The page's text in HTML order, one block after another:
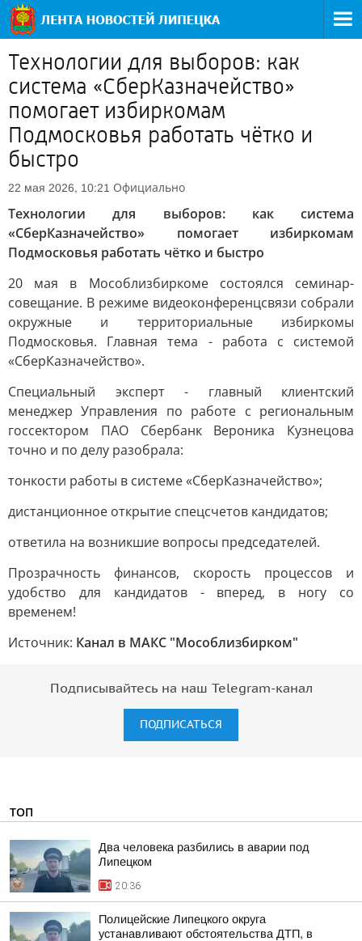
Технологии для выборов: как
система «СберКазначейство»
помогает избиркомам
Подмосковья работать чётко и
быстро
22 мая 2026, 10:21 Официально
Технологии для выборов: как система
«СберКазначейство» помогает избиркомам
Подмосковья работать чётко и быстро
20 мая в Мособлизбиркоме состоялся семинар-
совещание. В режиме видеоконференцсвязи собрали
окружные и территориальные избиркомы
Подмосковья. Главная тема - работа с системой
«СберКазначейство».
Специальный эксперт - главный клиентский
менеджер Управления по работе с региональным
госсектором ПАО Сбербанк Вероника Кузнецова
точно и по делу разобрала:
тонкости работы в системе «СберКазначейство»;
дистанционное открытие спецсчетов кандидатов;
ответила на возникшие вопросы председателей.
Прозрачность финансов, скорость процессов и
удобство для кандидатов - вперед, в ногу со
временем!
Источник: Канал в МАКС "Мособлизбирком"
Подписывайтесь на наш Telegram-канал
ПОДПИСАТЬСЯ
ТОП
Два человека разбились в аварии под
Липецком
20:36
Полицейские Липецкого округа
устанавливают обстоятельства ДТП, в